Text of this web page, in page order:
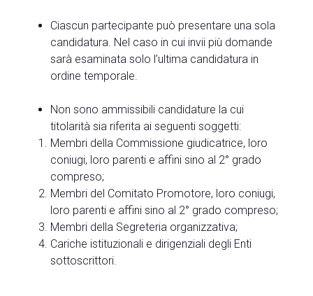
Ciascun partecipante può presentare una sola
candidatura. Nel caso in cui invii più domande
sarà esaminata solo l’ultima candidatura in
ordine temporale.
Non sono ammissibili candidature la cui
titolarità sia riferita ai seguenti soggetti:
Membri della Commissione giudicatrice, loro
coniugi, loro parenti e affini sino al 2° grado
compreso;
Membri del Comitato Promotore, loro coniugi,
loro parenti e affini sino al 2° grado compreso;
Membri della Segreteria organizzativa;
Cariche istituzionali e dirigenziali degli Enti
sottoscrittori.